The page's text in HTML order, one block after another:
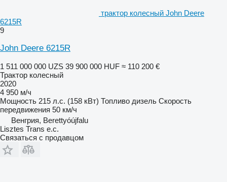
трактор колесный John Deere
6215R
9
John Deere 6215R
1 511 000 000 UZS 39 900 000 HUF ≈ 110 200 €
Трактор колесный
2020
4 950 м/ч
Мощность 215 л.с. (158 кВт) Топливо дизель Скорость
передвижения 50 км/ч
Венгрия, Berettyóújfalu
Lisztes Trans e.c.
Связаться с продавцом